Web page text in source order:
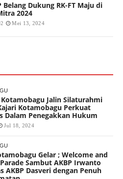
Belang Dukung RK-FT Maju di
2024
Mei 13, 2024
Jalin Silaturahmi
Kotamobagu Perkuat
Dalam Penegakkan Hukum
Jul 18, 2024
Gelar ; Welcome and
Sambut AKBP Irwanto
AKBP Dasveri dengan Penuh